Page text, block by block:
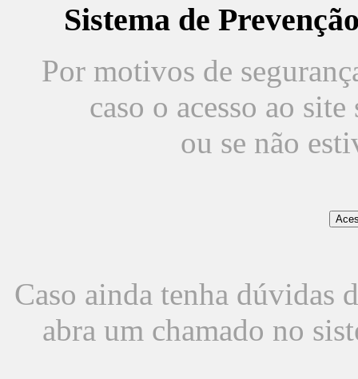
Sistema de
Por motivos de
caso o acesso ao
ou se não
Caso ainda tenha dúvidas
abra um chamado no